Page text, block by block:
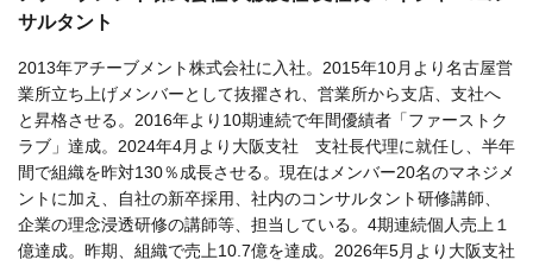
サルタント
2013年アチーブメント株式会社に入社。2015年10月より名古屋営
業所立ち上げメンバーとして抜擢され、営業所から支店、支社へ
と昇格させる。2016年より10期連続で年間優績者「ファーストク
ラブ」達成。2024年4月より大阪支社 支社長代理に就任し、半年
間で組織を昨対130％成長させる。現在はメンバー20名のマネジメ
ントに加え、自社の新卒採用、社内のコンサルタント研修講師、
企業の理念浸透研修の講師等、担当している。4期連続個人売上１
億達成。昨期、組織で売上10.7億を達成。2026年5月より大阪支社